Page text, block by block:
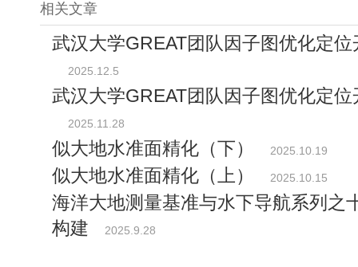
相关文章
武汉大学GREAT团队因子图优化定
2025.12.5
武汉大学GREAT团队因子图优化定
2025.11.28
似大地水准面精化（下） 2025.10.19
似大地水准面精化（上） 2025.10.15
海洋大地测量基准与水下导航系列之
构建
2025.9.28